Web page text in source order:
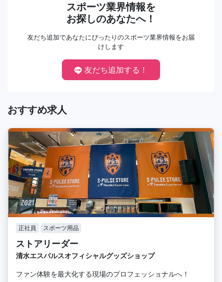
スポーツ業界情報を
お探しのあなたへ！
友だち追加であなたにぴったりのスポーツ業界情報をお届
けします
友だち追加する！
おすすめ求人
正社員 スポーツ用品
ストアリーダー
清水エスパルスオフィシャルグッズショップ
ファン体験を最大化する現場のプロフェッショナルへ！